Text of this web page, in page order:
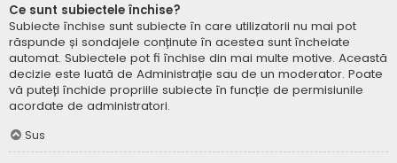
Ce sunt subiectele închise?
Subiecte închise sunt subiecte în care utilizatorii nu mai pot
răspunde și sondajele conținute în acestea sunt încheiate
automat. Subiectele pot fi închise din mai multe motive. Această
decizie este luată de Administrație sau de un moderator. Poate
vă puteți închide propriile subiecte în funcție de permisiunile
acordate de administratori.
Sus